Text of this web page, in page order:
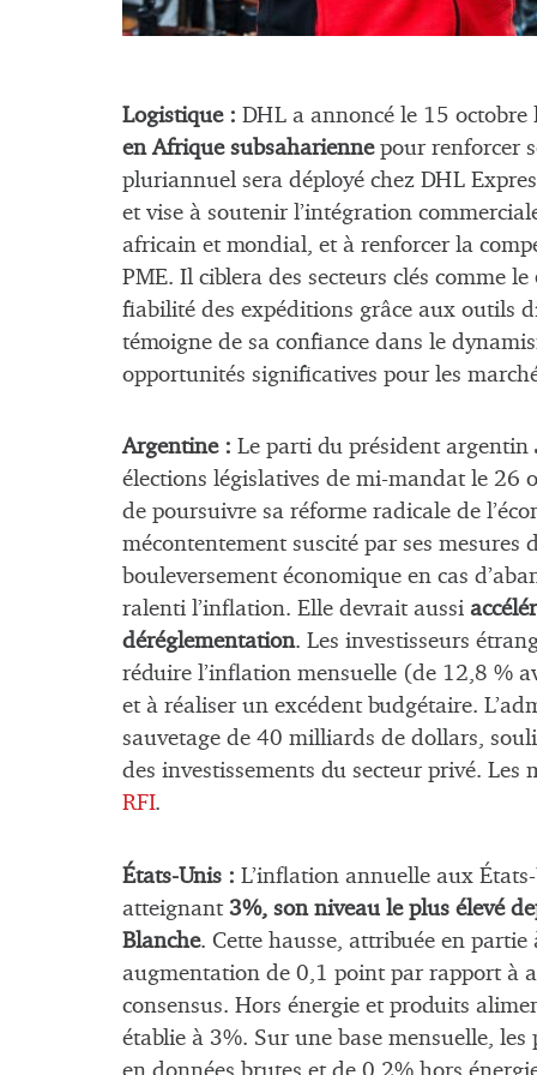
Logistique : DHL a annoncé le 15 octobre
en Afrique subsahariennepour renforcer
pluriannuel sera déployé chez DHL
et vise à soutenir l’intégration
africain et mondial, et à renforcer la
PME. Il ciblera des secteurs clés comme le
fiabilité des expéditions grâce aux outils
témoigne de sa confiance dans le
opportunités significatives pour les
Argentine : Le parti du président argentin
élections législatives de mi-mandat le 26
de poursuivre sa réforme radicale de
mécontentement suscité par ses mesures
bouleversement économique en cas
ralenti l’inflation. Elle devrait aussi
déréglementation. Les investisseurs
réduire l’inflation mensuelle (de 12,8 %
et à réaliser un excédent budgétaire.
sauvetage de 40 milliards de dollars,
des investissements du secteur privé. Les
RFI.
États-Unis : L’inflation annuelle aux
atteignant 3%, son niveau le plus élevé
Blanche. Cette hausse, attribuée en
augmentation de 0,1 point par rapport à
consensus. Hors énergie et produits
établie à 3%. Sur une base mensuelle,